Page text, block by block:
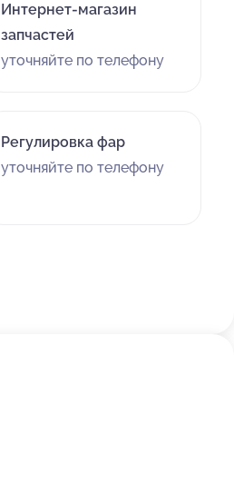
Интернет-магазин
запчастей
уточняйте по телефону
Регулировка фар
уточняйте по телефону